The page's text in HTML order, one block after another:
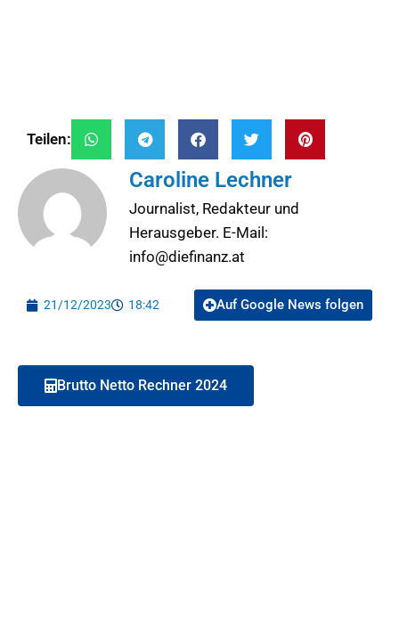
Teilen:
Caroline Lechner
Journalist, Redakteur und
Herausgeber. E-Mail:
info@diefinanz.at
21/12/2023 18:42 Auf Google News folgen
Brutto Netto Rechner 2024